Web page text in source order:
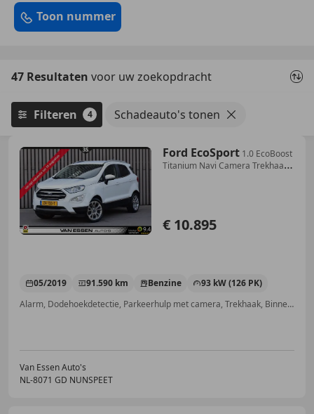
Toon nummer
47 Resultaten voor uw zoekopdracht
Filteren 4 Schadeauto's tonen
Ford EcoSport 1.0 EcoBoost
Titanium Navi Camera Trekhaak
€ 10.895
05/2019 91.590 km Benzine
93 kW (126 PK)
Alarm, Dodehoekdetectie, Parkeerhulp met camera, Trekhaak, Binnenspiegel automatisch dimmend, Voorruitverwarming, Stoelverwarming, Parkeerhulp voor
Van Essen Auto's
NL-8071 GD NUNSPEET